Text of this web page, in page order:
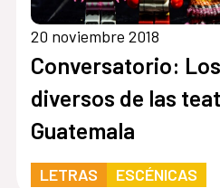
20 noviembre 2018
Conversatorio:
diversos de las
Guatemala
LETRAS ESCÉNICAS